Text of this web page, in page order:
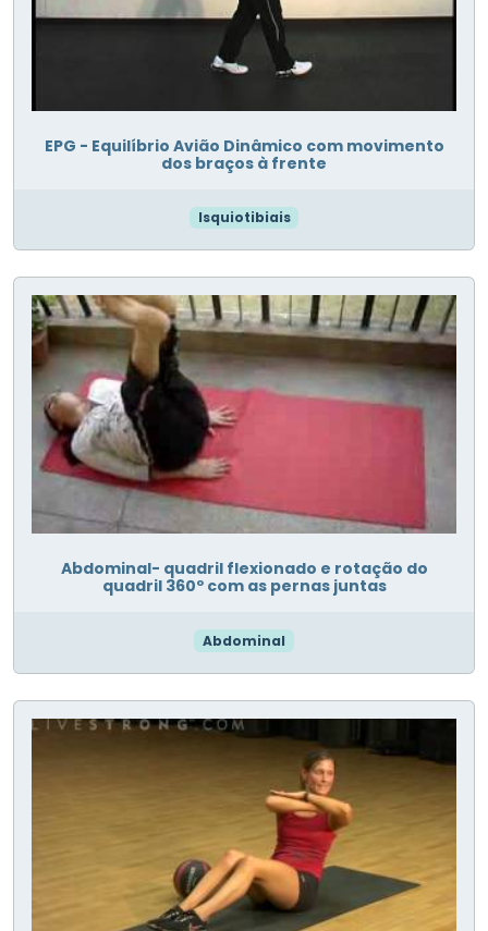
EPG - Equilíbrio Avião Dinâmico com movimento
dos braços à frente
Isquiotibiais
Abdominal- quadril flexionado e rotação do
quadril 360º com as pernas juntas
Abdominal